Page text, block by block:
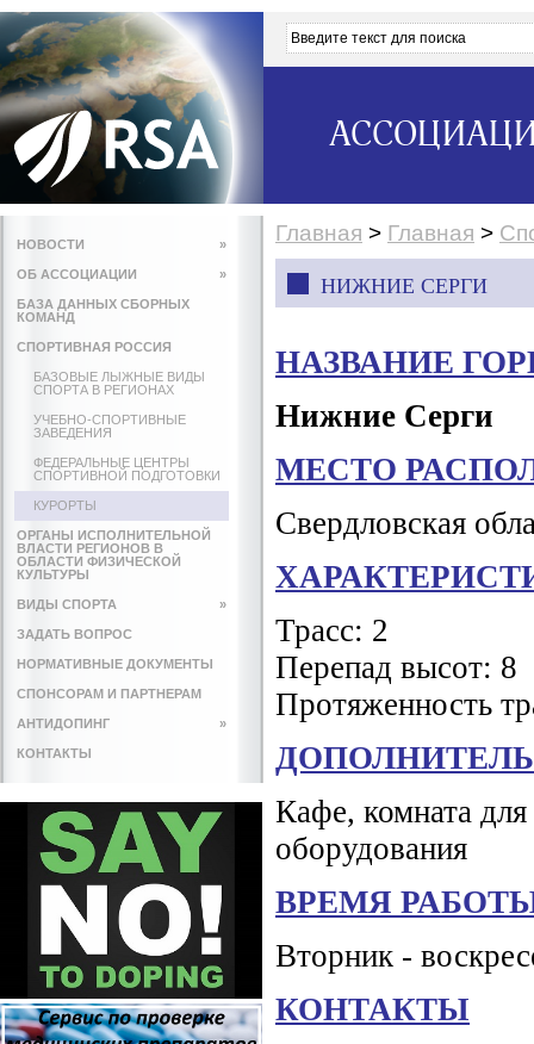
НОВОСТИ »
ОБ АССОЦИАЦИИ »
БАЗА ДАННЫХ СБОРНЫХ
КОМАНД
СПОРТИВНАЯ РОССИЯ
БАЗОВЫЕ ЛЫЖНЫЕ ВИДЫ
СПОРТА В РЕГИОНАХ
УЧЕБНО-СПОРТИВНЫЕ
ЗАВЕДЕНИЯ
ФЕДЕРАЛЬНЫЕ ЦЕНТРЫ
СПОРТИВНОЙ ПОДГОТОВКИ
КУРОРТЫ
ОРГАНЫ ИСПОЛНИТЕЛЬНОЙ
ВЛАСТИ РЕГИОНОВ В
ОБЛАСТИ ФИЗИЧЕСКОЙ
КУЛЬТУРЫ
ВИДЫ СПОРТА »
ЗАДАТЬ ВОПРОС
НОРМАТИВНЫЕ ДОКУМЕНТЫ
СПОНСОРАМ И ПАРТНЕРАМ
АНТИДОПИНГ »
КОНТАКТЫ
Главная > Главная >
НИЖНИЕ СЕРГИ
НАЗВАНИЕ
Нижние Серги
МЕСТО
Свердловская
Трасс: 2
Перепад высот: 8
Протяженность
Кафе, комната
оборудования
ВРЕМЯ
Вторник -
КОНТАКТЫ